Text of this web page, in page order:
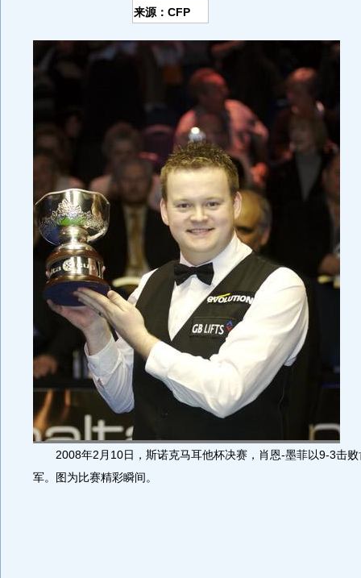
来源：CFP
2008年2月10日，斯诺克马耳他杯决赛，肖恩-墨菲以9-3击败
军。图为比赛精彩瞬间。